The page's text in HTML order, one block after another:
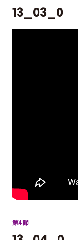
13_03_0
第4節